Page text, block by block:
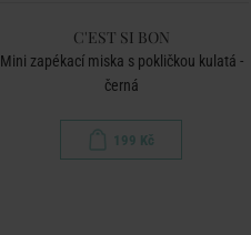
C'EST SI BON
Mini zapékací miska s pokličkou kulatá -
černá
199 Kč